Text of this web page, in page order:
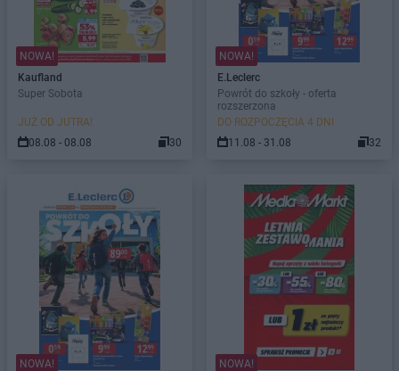
NOWA!
Kaufland
Super Sobota
JUŻ OD JUTRA!
08.08 - 08.08
30
NOWA!
E.Leclerc
Powrót do szkoły - oferta
rozszerzona
DO ROZPOCZĘCIA 4 DNI
11.08 - 31.08
32
NOWA!
NOWA!